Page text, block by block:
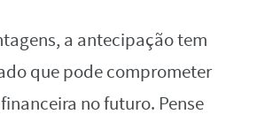
a antecipação tem
que pode comprometer
no futuro. Pense